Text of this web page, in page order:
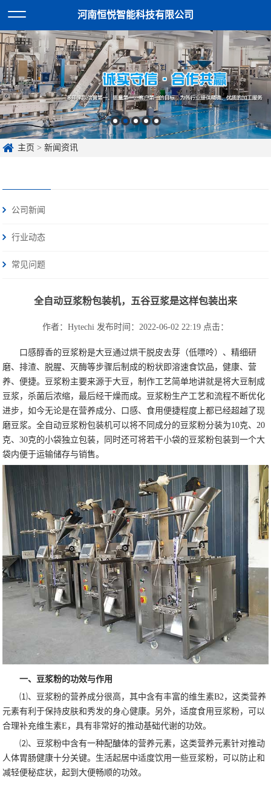
河南恒悦智能科技有限公司
主页 >新闻资讯
公司新闻
行业动态
常见问题
全自动豆浆粉包装机，五谷豆浆是这样包装出来
作者：Hytechi 发布时间：2022-06-02 22:19 点击：
口感醇香的豆浆粉是大豆通过烘干脱皮去芽（低嘌呤）、精细研
磨、排渣、脱腥、灭酶等步骤后制成的粉状即溶速食饮品，健康、营
养、便捷。豆浆粉主要来源于大豆，制作工艺简单地讲就是将大豆制成
豆浆，杀菌后浓缩，最后经干燥而成。豆浆粉生产工艺和流程不断优化
进步，如今无论是在营养成分、口感、食用便捷程度上都已经超越了现
磨豆浆。全自动豆浆粉包装机可以将不同成分的豆浆粉分装为10克、20
克、30克的小袋独立包装，同时还可将若干小袋的豆浆粉包装到一个大
袋内便于运输储存与销售。
一、豆浆粉的功效与作用
⑴、豆浆粉的营养成分很高，其中含有丰富的维生素B2，这类营养
元素有利于保持皮肤和秀发的身心健康。另外，适度食用豆浆粉，可以
合理补充维生素E，具有非常好的推动基础代谢的功效。
⑵、豆浆粉中含有一种配醣体的营养元素，这类营养元素针对推动
人体胃肠健康十分关键。生活起居中适度饮用一些豆浆粉，可以防止和
减轻便秘症状，起到大便畅顺的功效。